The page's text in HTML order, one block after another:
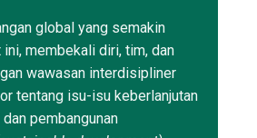
global yang semakin
membekali diri, tim, dan
wawasan interdisipliner
tentang isu-isu keberlanjutan
dan pembangunan